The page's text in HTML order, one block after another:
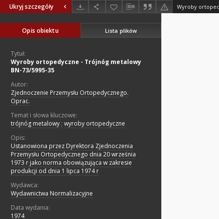
Ukryj szczegóły
Opis obiektu Lista plików
Tytuł:
Wyroby ortopedyczne - Trójnóg metalowy
BN-73/5995-35
Autor:
Zjednoczenie Przemysłu Ortopedycznego.
Oprac.
Temat i słowa kluczowe:
trójnóg metalowy ; wyroby ortopedyczne
Opis:
Ustanowiona przez Dyrektora Zjednoczenia
Przemysłu Ortopedycznego dnia 20 września
1973 r jako norma obowiązująca w zakresie
produkcji od dnia 1 lipca 1974 r
Wydawca:
Wydawnictwa Normalizacyjne
Data wydania:
1974